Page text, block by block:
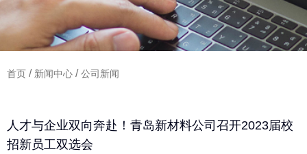
首页 / 新闻中心 /公司新闻
人才与企业双向奔赴！青岛新材料公司召开2023届校
招新员工双选会